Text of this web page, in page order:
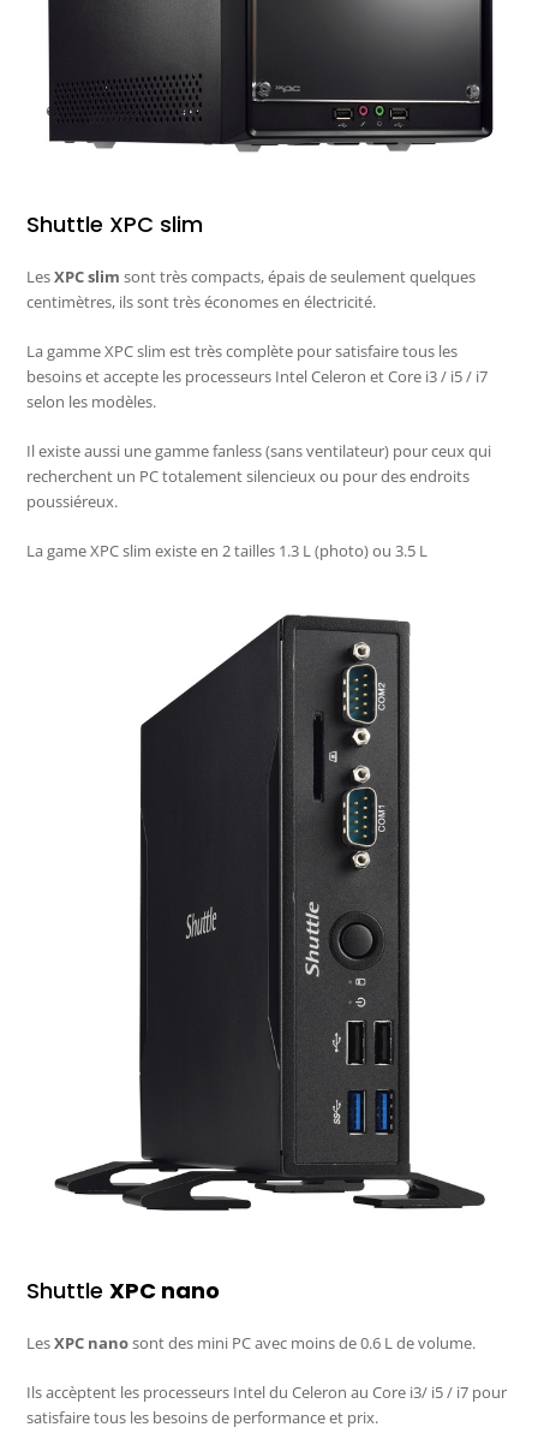
Shuttle XPC slim
LesXPC slimsont très compacts, épais de seulement quelques
centimètres, ils sont très économes en électricité.
La gamme XPC slim est très complète pour satisfaire tous les
besoins et accepte les processeurs Intel Celeron et Core i3 / i5 / i7
selon les modèles.
Il existe aussi une gamme fanless (sans ventilateur) pour ceux qui
recherchent un PC totalement silencieux ou pour des endroits
poussiéreux.
La game XPC slim existe en 2 tailles 1.3 L (photo) ou 3.5 L
ShuttleXPC nano
LesXPC nanosont des mini PC avec moins de 0.6 L de volume.
Ils accèptent les processeurs Intel du Celeron au Core i3/ i5 / i7 pour
satisfaire tous les besoins de performance et prix.